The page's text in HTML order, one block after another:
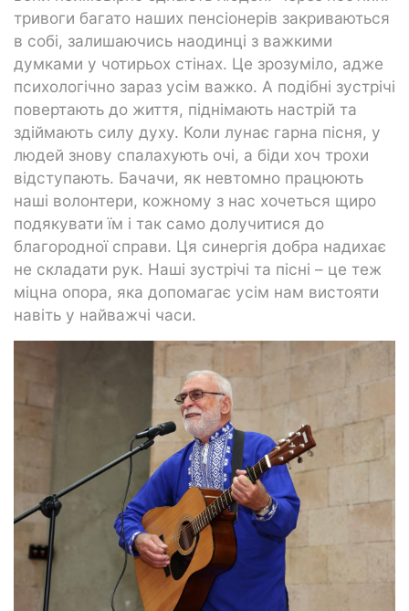
тривоги багато наших пенсіонерів закриваються
в собі, залишаючись наодинці з важкими
думками у чотирьох стінах. Це зрозуміло, адже
психологічно зараз усім важко. А подібні зустрічі
повертають до життя, піднімають настрій та
здіймають силу духу. Коли лунає гарна пісня, у
людей знову спалахують очі, а біди хоч трохи
відступають. Бачачи, як невтомно працюють
наші волонтери, кожному з нас хочеться щиро
подякувати їм і так само долучитися до
благородної справи. Ця синергія добра надихає
не складати рук. Наші зустрічі та пісні – це теж
міцна опора, яка допомагає усім нам вистояти
навіть у найважчі часи.